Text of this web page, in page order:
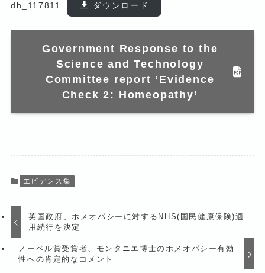
dh_117811 ダウンロード
Government Response to the
Science and Technology
Committee report ‘Evidence
Check 2: Homeopathy’
エビデンス集
英国政府、ホメオパシーに対するNHS(国民健康保険)適
用続行を決定
ノーベル賞受賞者、モンタニエ博士のホメオパシー有効
性への肯定的なコメント